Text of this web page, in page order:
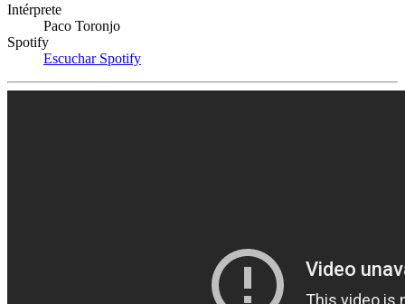
Intérprete
Paco Toronjo
Spotify
Escuchar Spotify